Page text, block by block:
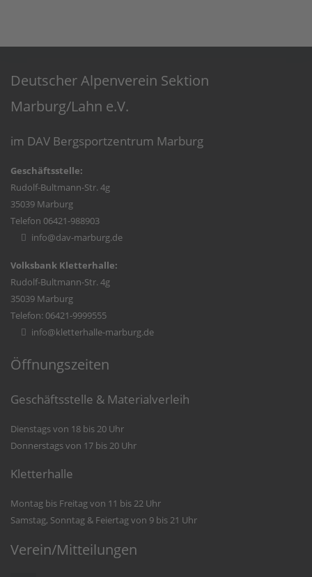
Deutscher Alpenverein Sektion
Marburg/Lahn e.V.
im DAV Bergsportzentrum Marburg
Geschäftsstelle:
Rudolf-Bultmann-Str. 4g
35039 Marburg
Telefon 06421-988903
info@dav-marburg.de
Volksbank Kletterhalle:
Rudolf-Bultmann-Str. 4g
35039 Marburg
Telefon: 06421-9999555
info@kletterhalle-marburg.de
Öffnungszeiten
Geschäftsstelle & Materialverleih
Dienstags von 18 bis 20 Uhr
Donnerstags von 17 bis 20 Uhr
Kletterhalle
Montag bis Freitag von 11 bis 22 Uhr
Samstag, Sonntag & Feiertag von 9 bis 21 Uhr
Verein/Mitteilungen